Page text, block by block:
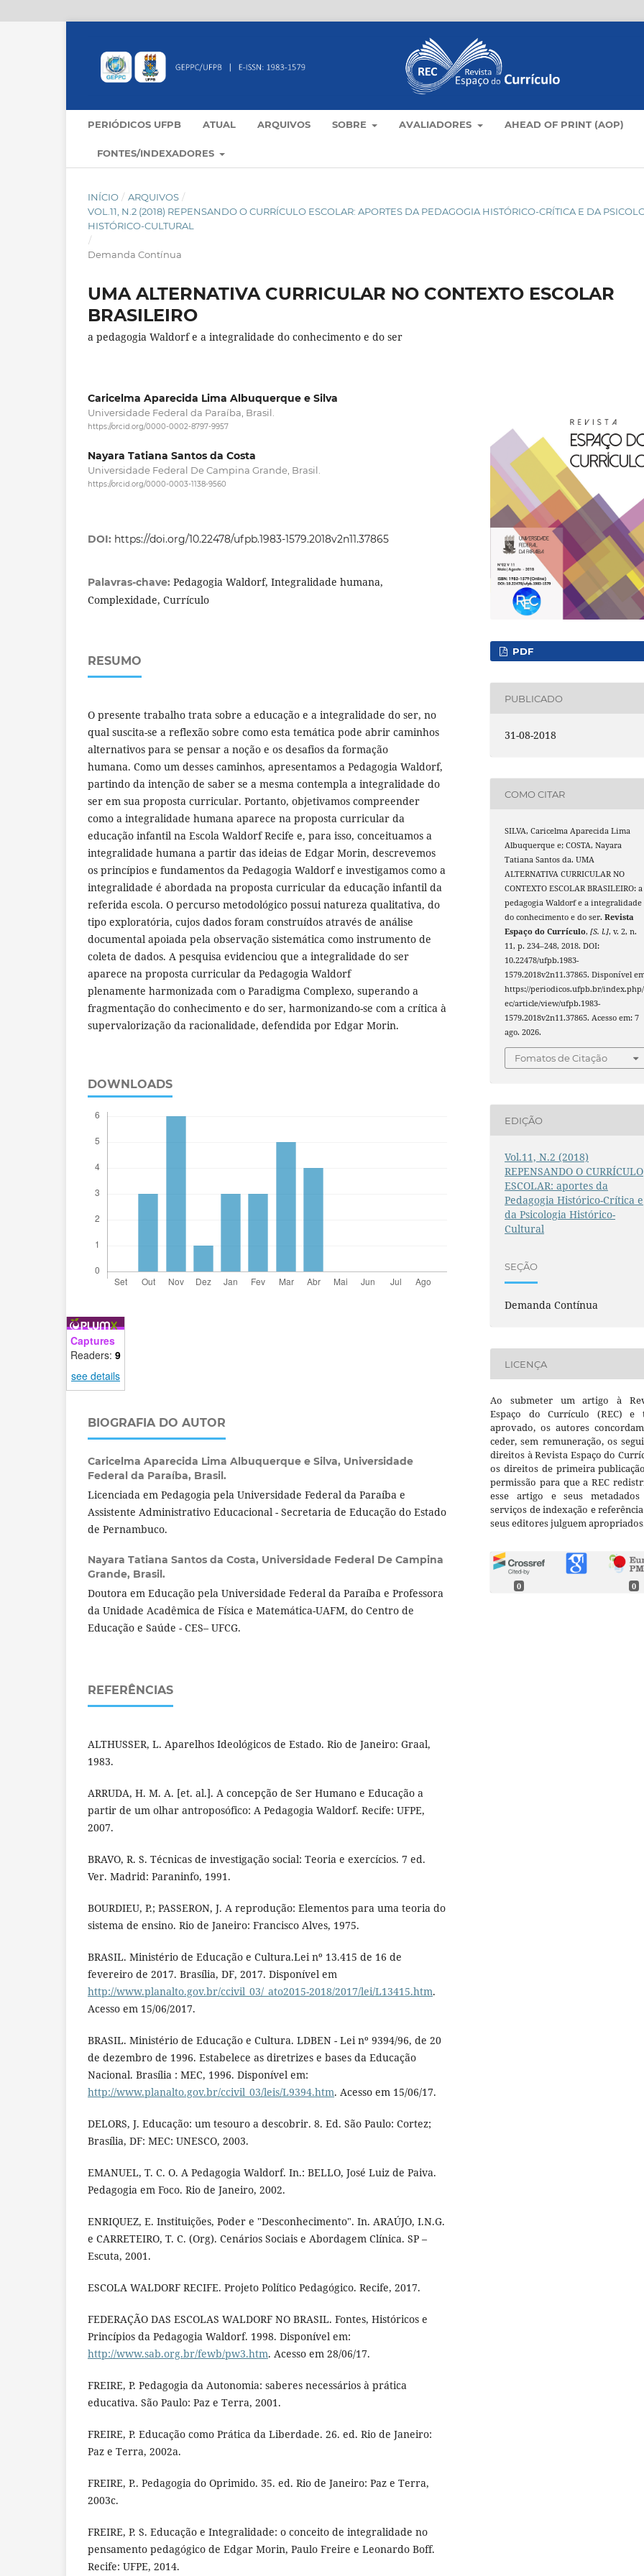
PERIÓDICOS UFPB ATUAL ARQUIVOS SOBRE AVALIADORES AHEAD OF PRINT (AOP)
FONTES/INDEXADORES
INÍCIO / ARQUIVOS /
VOL.11, N.2 (2018) REPENSANDO O CURRÍCULO ESCOLAR: APORTES DA PEDAGOGIA HISTÓRICO-CRÍTICA E DA
HISTÓRICO-CULTURAL
/
Demanda Contínua
UMA ALTERNATIVA CURRICULAR NO CONTEXTO ESCOLAR
BRASILEIRO
a pedagogia Waldorf e a integralidade do conhecimento e do ser
Caricelma Aparecida Lima Albuquerque e Silva
Universidade Federal da Paraíba, Brasil.
https://orcid.org/0000-0002-8797-9957
Nayara Tatiana Santos da Costa
Universidade Federal De Campina Grande, Brasil.
https://orcid.org/0000-0003-1138-9560
DOI: https://doi.org/10.22478/ufpb.1983-1579.2018v2n11.37865
Palavras-chave: Pedagogia Waldorf, Integralidade humana,
Complexidade, Currículo
RESUMO
O presente trabalho trata sobre a educação e a integralidade do ser, no
qual suscita-se a reflexão sobre como esta temática pode abrir caminhos
alternativos para se pensar a noção e os desafios da formação
humana. Como um desses caminhos, apresentamos a Pedagogia Waldorf,
partindo da intenção de saber se a mesma contempla a integralidade do
ser em sua proposta curricular. Portanto, objetivamos compreender
como a integralidade humana aparece na proposta curricular da
educação infantil na Escola Waldorf Recife e, para isso, conceituamos a
integralidade humana a partir das ideias de Edgar Morin, descrevemos
os princípios e fundamentos da Pedagogia Waldorf e investigamos como a
integralidade é abordada na proposta curricular da educação infantil da
referida escola. O percurso metodológico possui natureza qualitativa, do
tipo exploratória, cujos dados foram construídos através de análise
documental apoiada pela observação sistemática como instrumento de
coleta de dados. A pesquisa evidenciou que a integralidade do ser
aparece na proposta curricular da Pedagogia Waldorf
plenamente harmonizada com o Paradigma Complexo, superando a
fragmentação do conhecimento e do ser, harmonizando-se com a crítica à
supervalorização da racionalidade, defendida por Edgar Morin.
DOWNLOADS
Captures
Readers: 9
see details
BIOGRAFIA DO AUTOR
Caricelma Aparecida Lima Albuquerque e Silva, Universidade
Federal da Paraíba, Brasil.
Licenciada em Pedagogia pela Universidade Federal da Paraíba e
Assistente Administrativo Educacional - Secretaria de Educação do Estado
de Pernambuco.
Nayara Tatiana Santos da Costa, Universidade Federal De Campina
Grande, Brasil.
Doutora em Educação pela Universidade Federal da Paraíba e Professora
da Unidade Acadêmica de Física e Matemática-UAFM, do Centro de
Educação e Saúde - CES– UFCG.
REFERÊNCIAS
ALTHUSSER, L. Aparelhos Ideológicos de Estado. Rio de Janeiro: Graal,
1983.
ARRUDA, H. M. A. [et. al.]. A concepção de Ser Humano e Educação a
partir de um olhar antroposófico: A Pedagogia Waldorf. Recife: UFPE,
2007.
BRAVO, R. S. Técnicas de investigação social: Teoria e exercícios. 7 ed.
Ver. Madrid: Paraninfo, 1991.
BOURDIEU, P.; PASSERON, J. A reprodução: Elementos para uma teoria do
sistema de ensino. Rio de Janeiro: Francisco Alves, 1975.
BRASIL. Ministério de Educação e Cultura.Lei nº 13.415 de 16 de
fevereiro de 2017. Brasília, DF, 2017. Disponível em
http://www.planalto.gov.br/ccivil_03/_ato2015-2018/2017/lei/L13415.htm.
Acesso em 15/06/2017.
BRASIL. Ministério de Educação e Cultura. LDBEN - Lei nº 9394/96, de 20
de dezembro de 1996. Estabelece as diretrizes e bases da Educação
Nacional. Brasília : MEC, 1996. Disponível em:
http://www.planalto.gov.br/ccivil_03/leis/L9394.htm. Acesso em 15/06/17.
DELORS, J. Educação: um tesouro a descobrir. 8. Ed. São Paulo: Cortez;
Brasília, DF: MEC: UNESCO, 2003.
EMANUEL, T. C. O. A Pedagogia Waldorf. In.: BELLO, José Luiz de Paiva.
Pedagogia em Foco. Rio de Janeiro, 2002.
ENRIQUEZ, E. Instituições, Poder e "Desconhecimento". In. ARAÚJO, I.N.G.
e CARRETEIRO, T. C. (Org). Cenários Sociais e Abordagem Clínica. SP –
Escuta, 2001.
ESCOLA WALDORF RECIFE. Projeto Político Pedagógico. Recife, 2017.
FEDERAÇÃO DAS ESCOLAS WALDORF NO BRASIL. Fontes, Históricos e
Princípios da Pedagogia Waldorf. 1998. Disponível em:
http://www.sab.org.br/fewb/pw3.htm. Acesso em 28/06/17.
FREIRE, P. Pedagogia da Autonomia: saberes necessários à prática
educativa. São Paulo: Paz e Terra, 2001.
FREIRE, P. Educação como Prática da Liberdade. 26. ed. Rio de Janeiro:
Paz e Terra, 2002a.
FREIRE, P.. Pedagogia do Oprimido. 35. ed. Rio de Janeiro: Paz e Terra,
2003c.
FREIRE, P. S. Educação e Integralidade: o conceito de integralidade no
pensamento pedagógico de Edgar Morin, Paulo Freire e Leonardo Boff.
Recife: UFPE, 2014.
PDF
PUBLICADO
31-08-2018
COMO CITAR
SILVA, Caricelma Aparecida Lima
Albuquerque e; COSTA, Nayara
Tatiana Santos da. UMA
ALTERNATIVA CURRICULAR NO
CONTEXTO ESCOLAR BRASILEIRO: a
pedagogia Waldorf e a integralidade
do conhecimento e do ser.Revista
Espaço do Currículo,[S. l.], v. 2, n.
11, p. 234–248, 2018. DOI:
10.22478/ufpb.1983-
1579.2018v2n11.37865. Disponível
https://periodicos.ufpb.br/
ec/article/view/ufpb.1983-
1579.2018v2n11.37865. Acesso em: 7
ago. 2026.
Fomatos de Citação
EDIÇÃO
Vol.11, N.2 (2018)
REPENSANDO O CURRÍCULO
ESCOLAR: aportes da
Pedagogia Histórico-Crítica e
da Psicologia Histórico-
Cultural
SEÇÃO
Demanda Contínua
LICENÇA
Ao submeter um artigo à
Espaço do Currículo (REC) e
aprovado, os autores
ceder, sem remuneração, os
direitos à Revista Espaço do
os direitos de primeira
permissão para que a REC
esse artigo e seus metadados
serviços de indexação e
seus editores julguem
0 0